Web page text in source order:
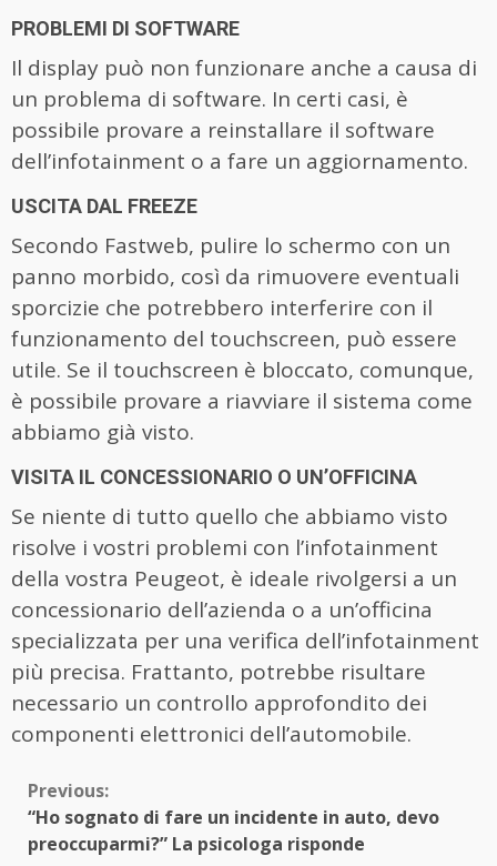
PROBLEMI DI SOFTWARE
Il display può non funzionare anche a causa di
un problema di software. In certi casi, è
possibile provare a reinstallare il software
dell’infotainment o a fare un aggiornamento.
USCITA DAL FREEZE
Secondo Fastweb, pulire lo schermo con un
panno morbido, così da rimuovere eventuali
sporcizie che potrebbero interferire con il
funzionamento del touchscreen, può essere
utile. Se il touchscreen è bloccato, comunque,
è possibile provare a riavviare il sistema come
abbiamo già visto.
VISITA IL CONCESSIONARIO O UN’OFFICINA
Se niente di tutto quello che abbiamo visto
risolve i vostri problemi con l’infotainment
della vostra Peugeot, è ideale rivolgersi a un
concessionario dell’azienda o a un’officina
specializzata per una verifica dell’infotainment
più precisa. Frattanto, potrebbe risultare
necessario un controllo approfondito dei
componenti elettronici dell’automobile.
Continue
Reading
Previous:
“Ho sognato di fare un incidente in auto, devo
preoccuparmi?” La psicologa risponde